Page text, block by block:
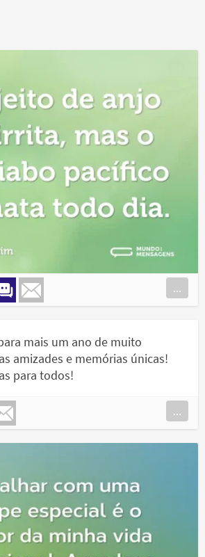
...
mais um ano de muito
amizades e memórias únicas!
para todos!
...